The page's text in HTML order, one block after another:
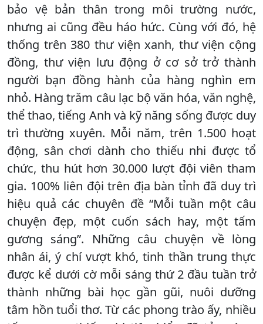
bảo vệ bản thân trong môi trường nước,
nhưng ai cũng đều háo hức. Cùng với đó, hệ
thống trên 380 thư viện xanh, thư viện cộng
đồng, thư viện lưu động ở cơ sở trở thành
người bạn đồng hành của hàng nghìn em
nhỏ. Hàng trăm câu lạc bộ văn hóa, văn nghệ,
thể thao, tiếng Anh và kỹ năng sống được duy
trì thường xuyên. Mỗi năm, trên 1.500 hoạt
động, sân chơi dành cho thiếu nhi được tổ
chức, thu hút hơn 30.000 lượt đội viên tham
gia. 100% liên đội trên địa bàn tỉnh đã duy trì
hiệu quả các chuyên đề “Mỗi tuần một câu
chuyện đẹp, một cuốn sách hay, một tấm
gương sáng”. Những câu chuyện về lòng
nhân ái, ý chí vượt khó, tinh thần trung thực
được kể dưới cờ mỗi sáng thứ 2 đầu tuần trở
thành những bài học gần gũi, nuôi dưỡng
tâm hồn tuổi thơ. Từ các phong trào ấy, nhiều